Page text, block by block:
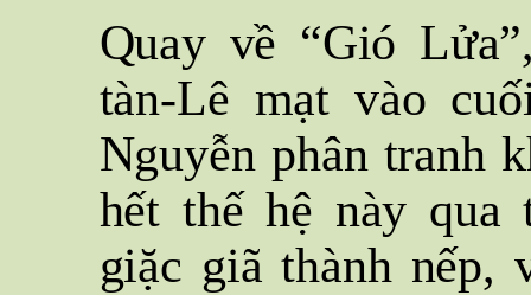
Quay về “Gió
tàn-Lê mạt vào
Nguyễn phân tranh
hết thế hệ này qua
giặc giã thành nếp,